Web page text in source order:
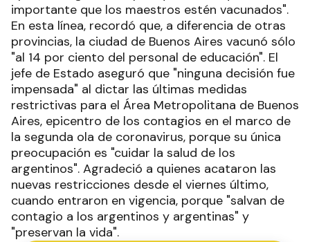
importante que los maestros estén vacunados".
En esta línea, recordó que, a diferencia de otras
provincias, la ciudad de Buenos Aires vacunó sólo
"al 14 por ciento del personal de educación". El
jefe de Estado aseguró que "ninguna decisión fue
impensada" al dictar las últimas medidas
restrictivas para el Área Metropolitana de Buenos
Aires, epicentro de los contagios en el marco de
la segunda ola de coronavirus, porque su única
preocupación es "cuidar la salud de los
argentinos". Agradeció a quienes acataron las
nuevas restricciones desde el viernes último,
cuando entraron en vigencia, porque "salvan de
contagio a los argentinos y argentinas" y
"preservan la vida".